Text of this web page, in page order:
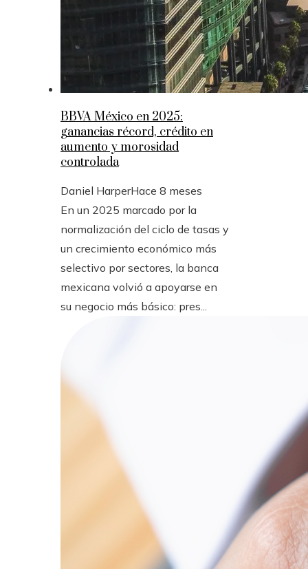
BBVA México en 2025:
ganancias récord, crédito en
aumento y morosidad
controlada
Daniel HarperHace 8 meses
En un 2025 marcado por la
normalización del ciclo de tasas y
un crecimiento económico más
selectivo por sectores, la banca
mexicana volvió a apoyarse en
su negocio más básico: pres...